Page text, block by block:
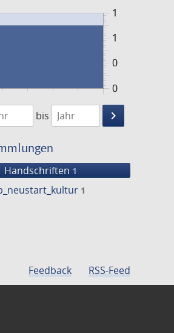
0
1
0
1
1475
bis
keyboard_arrow_right
Suche
Handschriften 1
1
Feedback RSS-Feed